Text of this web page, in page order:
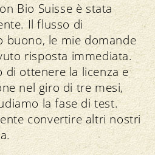
Bio Suisse è stata
Il flusso di
buono, le mie domande
risposta immediata.
di ottenere la licenza e
nel giro di tre mesi,
la fase di test.
convertire altri nostri